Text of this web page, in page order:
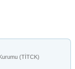
(TİTCK)